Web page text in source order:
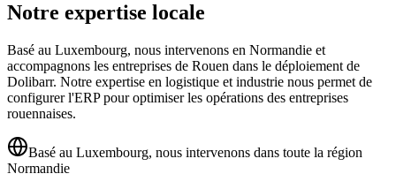
Notre expertise locale
Basé au Luxembourg, nous intervenons en Normandie et
accompagnons les entreprises de Rouen dans le déploiement de
Dolibarr. Notre expertise en logistique et industrie nous permet de
configurer l'ERP pour optimiser les opérations des entreprises
rouennaises.
Basé au Luxembourg, nous intervenons dans toute la région
Normandie